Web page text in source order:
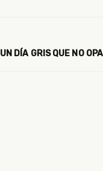
UN DÍA GRIS QUE NO